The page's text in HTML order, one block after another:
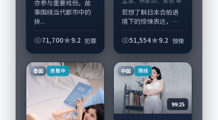
亦参与重要戏份。故
事围绕当代都市中的
抉...
71,700 9.2 犯罪
若想了解日本合拍语
境下的惊悚表达，
机》值得关注：剧情
琼、黄渤与配角群戏
并重。影片2020年面
世...
51,554 9.2 惊悚
泰国 连载中 中国 院线
99:25